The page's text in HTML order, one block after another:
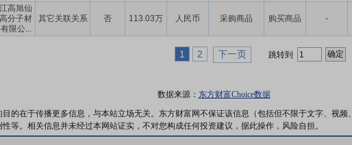
高旭仙
分子材
限公...
其它关联关系 否 113.03万 人民币 采购商品 购买商品 -
1 2 下一页 跳转到
数据来源： 东方财富Choice数据
的在于传播更多信息，与本站立场无关。东方财富网不保证该信息（包括但不限于文字、视
等。相关信息并未经过本网站证实，不对您构成任何投资建议，据此操作，风险自担。